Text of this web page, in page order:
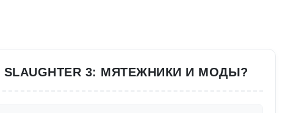
3: МЯТЕЖНИКИ И МОДЫ?